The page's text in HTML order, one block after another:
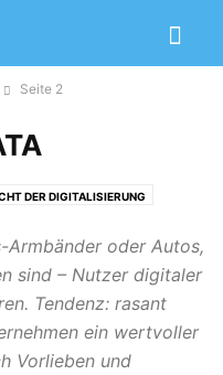
Seite 2
DER DIGITALISIERUNG
INTELLIGENZ MINT
SMART PRODUCTION
Armbänder oder Autos,
sind – Nutzer digitaler
Tendenz: rasant
ein wertvoller
Vorlieben und